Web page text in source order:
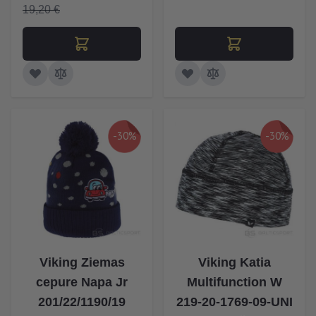
19,20 €
-30%
Viking Ziemas
cepure Napa Jr
201/22/1190/19
-30%
Viking Katia
Multifunction W
219-20-1769-09-UNI